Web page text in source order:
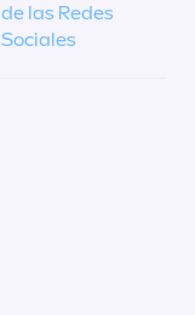
de las Redes
Sociales